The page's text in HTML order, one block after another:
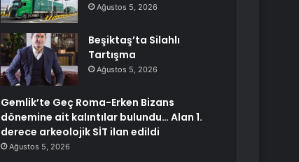
Ağustos 5, 2026
Beşiktaş’ta Silahlı
Tartışma
Ağustos 5, 2026
Gemlik’te Geç Roma-Erken Bizans
dönemine ait kalıntılar bulundu… Alan 1.
derece arkeolojik SİT ilan edildi
Ağustos 5, 2026